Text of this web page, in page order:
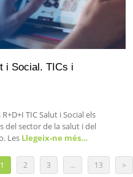
i Social. TICs i
TIC Salut i Social els
sector de la salut i del
Les Llegeix-ne més…
1 2 3 … 13 >